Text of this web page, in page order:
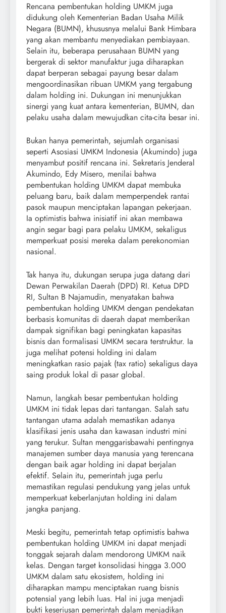
Rencana pembentukan holding UMKM juga
didukung oleh Kementerian Badan Usaha Milik
Negara (BUMN), khususnya melalui Bank Himbara
yang akan membantu menyediakan pembiayaan.
Selain itu, beberapa perusahaan BUMN yang
bergerak di sektor manufaktur juga diharapkan
dapat berperan sebagai payung besar dalam
mengoordinasikan ribuan UMKM yang tergabung
dalam holding ini. Dukungan ini menunjukkan
sinergi yang kuat antara kementerian, BUMN, dan
pelaku usaha dalam mewujudkan cita-cita besar ini.
Bukan hanya pemerintah, sejumlah organisasi
seperti Asosiasi UMKM Indonesia (Akumindo) juga
menyambut positif rencana ini. Sekretaris Jenderal
Akumindo, Edy Misero, menilai bahwa
pembentukan holding UMKM dapat membuka
peluang baru, baik dalam memperpendek rantai
pasok maupun menciptakan lapangan pekerjaan.
Ia optimistis bahwa inisiatif ini akan membawa
angin segar bagi para pelaku UMKM, sekaligus
memperkuat posisi mereka dalam perekonomian
nasional.
Tak hanya itu, dukungan serupa juga datang dari
Dewan Perwakilan Daerah (DPD) RI. Ketua DPD
RI, Sultan B Najamudin, menyatakan bahwa
pembentukan holding UMKM dengan pendekatan
berbasis komunitas di daerah dapat memberikan
dampak signifikan bagi peningkatan kapasitas
bisnis dan formalisasi UMKM secara terstruktur. Ia
juga melihat potensi holding ini dalam
meningkatkan rasio pajak (tax ratio) sekaligus daya
saing produk lokal di pasar global.
Namun, langkah besar pembentukan holding
UMKM ini tidak lepas dari tantangan. Salah satu
tantangan utama adalah memastikan adanya
klasifikasi jenis usaha dan kawasan industri mini
yang terukur. Sultan menggarisbawahi pentingnya
manajemen sumber daya manusia yang terencana
dengan baik agar holding ini dapat berjalan
efektif. Selain itu, pemerintah juga perlu
memastikan regulasi pendukung yang jelas untuk
memperkuat keberlanjutan holding ini dalam
jangka panjang.
Meski begitu, pemerintah tetap optimistis bahwa
pembentukan holding UMKM ini dapat menjadi
tonggak sejarah dalam mendorong UMKM naik
kelas. Dengan target konsolidasi hingga 3.000
UMKM dalam satu ekosistem, holding ini
diharapkan mampu menciptakan ruang bisnis
potensial yang lebih luas. Hal ini juga menjadi
bukti keseriusan pemerintah dalam menjadikan